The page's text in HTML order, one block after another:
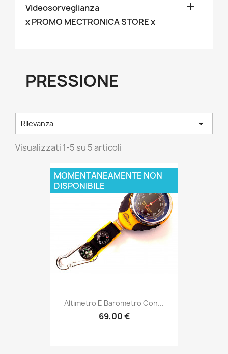
Videosorveglianza

x PROMO MECTRONICA STORE x
PRESSIONE
Rilevanza 
Visualizzati 1-5 su 5 articoli
Altimetro E Barometro Con...
69,00 €
MOMENTANEAMENTE NON
DISPONIBILE